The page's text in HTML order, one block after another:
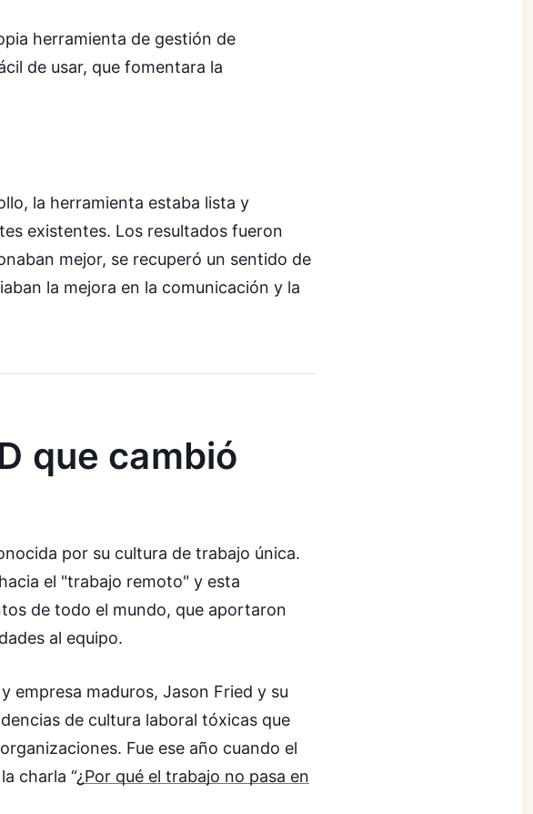
herramienta de gestión de
de usar, que fomentara la
la herramienta estaba lista y
existentes. Los resultados fueron
mejor, se recuperó un sentido de
la mejora en la comunicación y la
que cambió
por su cultura de trabajo única.
el "trabajo remoto" y esta
de todo el mundo, que aportaron
al equipo.
empresa maduros, Jason Fried y su
de cultura laboral tóxicas que
Fue ese año cuando el
charla “¿Por qué el trabajo no pasa en